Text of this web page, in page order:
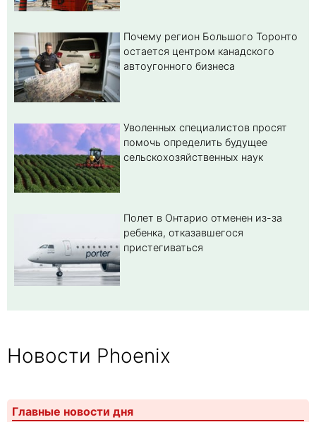
Почему регион Большого Торонто
остается центром канадского
автоугонного бизнеса
Уволенных специалистов просят
помочь определить будущее
сельскохозяйственных наук
Полет в Онтарио отменен из-за
ребенка, отказавшегося
пристегиваться
Новости Phoenix
Главные новости дня